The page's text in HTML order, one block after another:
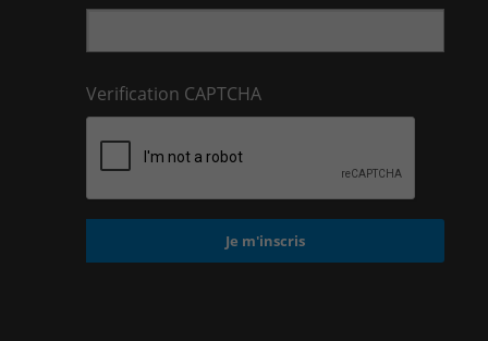
Verification CAPTCHA